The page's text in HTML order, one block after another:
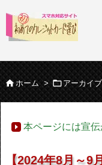
ホーム >  アーカイブ
本ページには宣
【2024年8月～9